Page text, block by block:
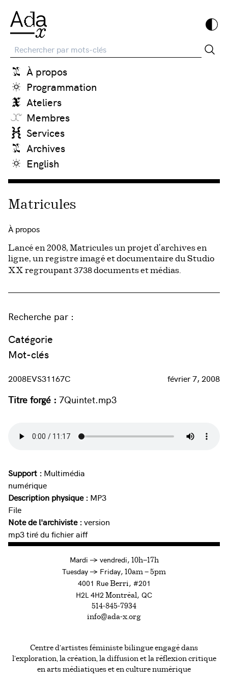
Recherche
À propos
Programmation
Ateliers
Membres
Services
Archives
English
Matricules
À propos
Lancé en 2008, Matricules un projet d’archives en
ligne, un registre imagé et documentaire du Studio
XX regroupant3738documents et médias.
Recherche par :
Catégorie
Mot-clés
2008EVS31167C février 7, 2008
Titre forgé : 7Quintet.mp3
Support : Multimédia
numérique
Description physique : MP3
File
Note de l'archiviste :version
mp3 tiré du fichier aiff
Mardi →à
vendredi, 10h—17h
Tuesday →toFriday, 10am — 5pm
4001 RueBerri, #201
H2L 4H2 Montréal, QC
514-845-7934
info@ada-x.org
Centre d’artistes féministe bilingue engagé dans
l’exploration, la création, la diffusion et la réflexion critique
en arts médiatiques et en culture numérique